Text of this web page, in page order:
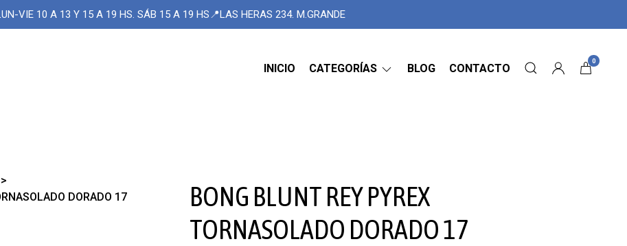
VIE 10 A 13 Y 15 A 19 HS. SÁB 15 A 19 HS📍LAS HERAS 234. M.GRANDE
INICIO CATEGORÍAS BLOG CONTACTO
0
DORADO 17
BONG BLUNT REY PYREX
TORNASOLADO DORADO 17